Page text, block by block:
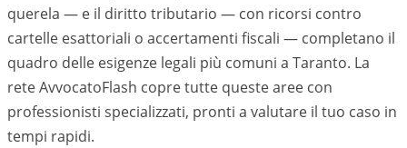
querela — e il diritto tributario — con ricorsi contro
cartelle esattoriali o accertamenti fiscali — completano il
quadro delle esigenze legali più comuni a Taranto. La
rete AvvocatoFlash copre tutte queste aree con
professionisti specializzati, pronti a valutare il tuo caso in
tempi rapidi.